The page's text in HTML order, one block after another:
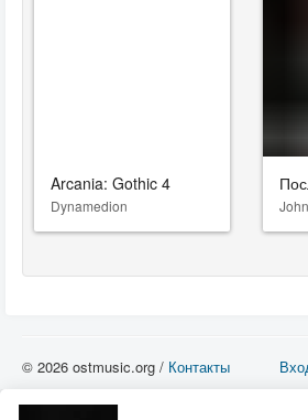
Arcania: Gothic 4
Dynamedion
© 2026 ostmusic.org / Контакты